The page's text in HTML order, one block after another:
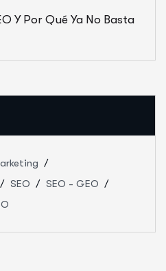
Y Por Qué Ya No Basta
SEO
SEO - GEO